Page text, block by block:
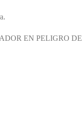
EN PELIGRO